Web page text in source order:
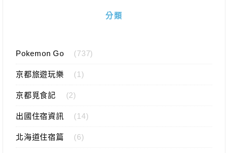
分類
Pokemon Go (737)
京都旅遊玩樂 (1)
京都覓食記 (2)
出國住宿資訊 (14)
北海道住宿篇 (6)